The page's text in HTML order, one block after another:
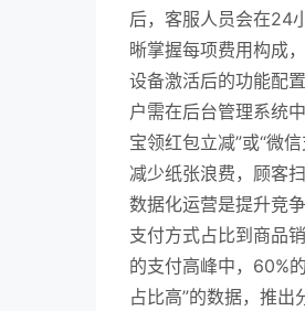
后，客服人员会在24
晰掌握每项费用构成
设备激活后的功能配
户需在后台管理系统
宝领红包立减”或“微
减少纸张浪费，顾客
数据化运营是提升竞
支付方式占比到商品
的支付高峰中，60%
占比高”的数据，推